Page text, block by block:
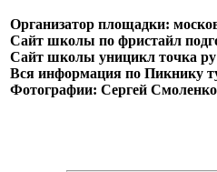
Организатор площадки:
Сайт школы по фристайл
Сайт школы уницикл точка
Вся информация по Пикнику
Фотографии: Сергей